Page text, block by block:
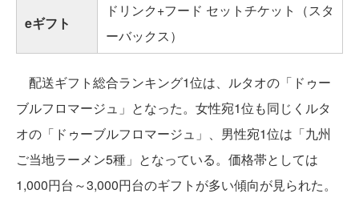
eギフト
ドリンク+フード セットチケット（スタ
ーバックス）
配送ギフト総合ランキング1位は、ルタオの「ドゥー
ブルフロマージュ」となった。女性宛1位も同じくルタ
オの「ドゥーブルフロマージュ」、男性宛1位は「九州
ご当地ラーメン5種」となっている。価格帯としては
1,000円台～3,000円台のギフトが多い傾向が見られた。